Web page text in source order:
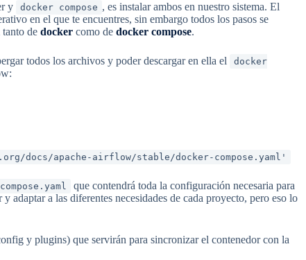
y docker compose , es instalar ambos en nuestro sistema. El
en el que te encuentres, sin embargo todos los pasos se
de docker como de docker compose.
todos los archivos y poder descargar en ella el
docker
docs/apache-airflow/stable/docker-compose.yaml'
que contendrá toda la configuración necesaria para
adaptar a las diferentes necesidades de cada proyecto, pero eso lo
y plugins) que servirán para sincronizar el contenedor con la